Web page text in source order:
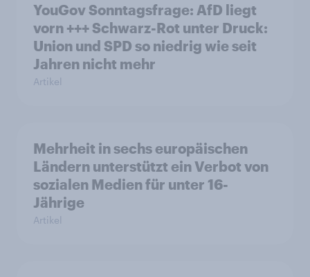
YouGov Sonntagsfrage: AfD liegt
vorn +++ Schwarz-Rot unter Druck:
Union und SPD so niedrig wie seit
Jahren nicht mehr
Artikel
Mehrheit in sechs europäischen
Ländern unterstützt ein Verbot von
sozialen Medien für unter 16-
Jährige
Artikel